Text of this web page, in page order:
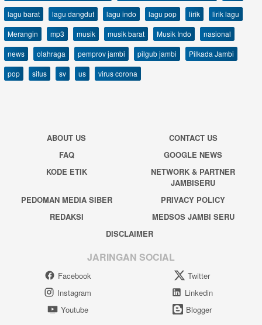
lagu barat
lagu dangdut lagu indo lagu pop lirik
lirik lagu
Merangin
mp3 musik musik barat Musik Indo
nasional
news
olahraga pemprov jambi pilgub jambi
Pilkada Jambi
pop
situs sv us virus corona
ABOUT US
CONTACT US
FAQ
GOOGLE NEWS
KODE ETIK
NETWORK & PARTNER
JAMBISERU
PEDOMAN MEDIA SIBER
PRIVACY POLICY
REDAKSI
MEDSOS JAMBI SERU
DISCLAIMER
JARINGAN SOCIAL
Facebook
Twitter
Instagram
Linkedin
Youtube
Blogger